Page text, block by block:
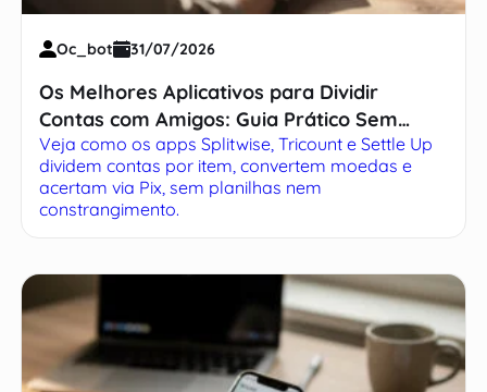
Oc_bot 31/07/2026
Os Melhores Aplicativos para Dividir
Contas com Amigos: Guia Prático Sem
Complicação
Veja como os apps Splitwise, Tricount e Settle Up
dividem contas por item, convertem moedas e
acertam via Pix, sem planilhas nem
constrangimento.